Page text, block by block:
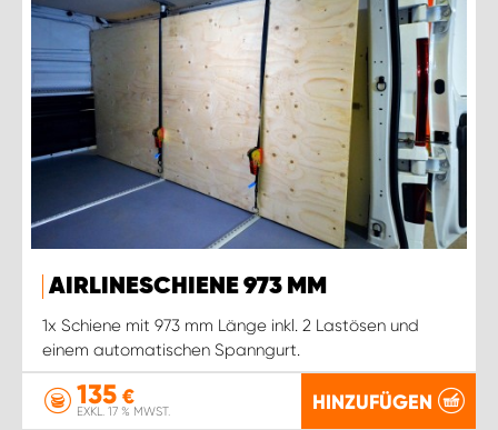
AIRLINESCHIENE 973 MM
1x Schiene mit 973 mm Länge inkl. 2 Lastösen und
einem automatischen Spanngurt.
135 €
EXKL. 17 % MWST. HINZUFÜGEN